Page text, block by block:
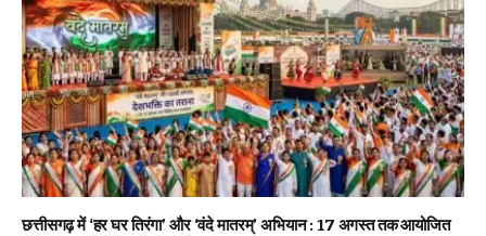
छत्तीसगढ़ में ‘हर घर तिरंगा’ और ‘वंदे मातरम्’ अभियान : 17 अगस्त तक आयोजित